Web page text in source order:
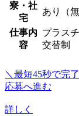
寮・社
宅
あり（無
仕事内
容
プラス
交替制
＼最短45秒で完
応募へ進む
詳しく